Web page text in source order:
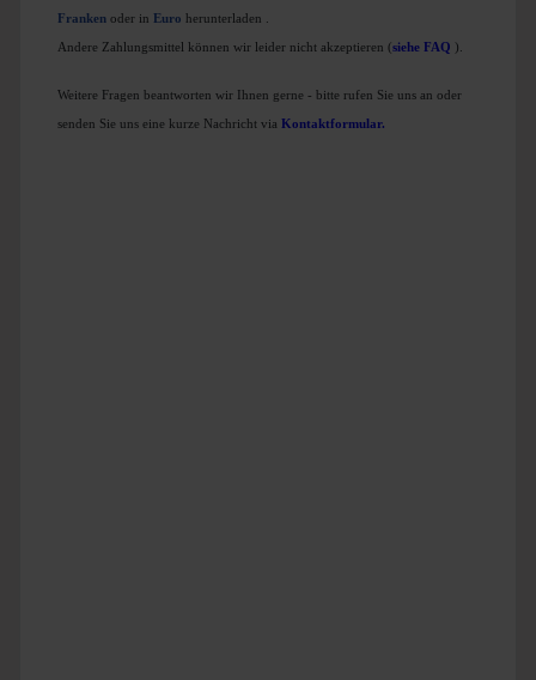
Franken oder in Euro herunterladen
Andere Zahlungsmittel können wir leider nicht akzeptieren (siehe FAQ ).
Weitere Fragen beantworten wir Ihnen gerne - bitte rufen Sie uns an oder
senden Sie uns eine kurze Nachricht via Kontaktformular.